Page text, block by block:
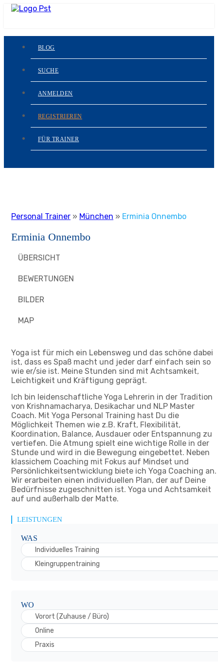
BLOG
SUCHE
ANMELDEN
REGISTRIEREN
FÜR TRAINER
Personal Trainer » München » Erminia Onnembo
Erminia Onnembo
ÜBERSICHT
BEWERTUNGEN
BILDER
MAP
Yoga ist für mich ein Lebensweg und das schöne dabei
ist, dass es Spaß macht und jeder darf einfach sein so
wie er/sie ist. Meine Stunden sind mit Achtsamkeit,
Leichtigkeit und Kräftigung geprägt.
Ich bin leidenschaftliche Yoga Lehrerin in der Tradition
von Krishnamacharya, Desikachar und NLP Master
Coach. Mit Yoga Personal Training hast Du die
Möglichkeit Themen wie z.B. Kraft, Flexibilität,
Koordination, Balance, Ausdauer oder Entspannung zu
vertiefen. Die Atmung spielt eine wichtige Rolle in der
Stunde und wird in die Bewegung eingebettet. Neben
klassichem Coaching mit Fokus auf Mindset und
Persönlichkeitsentwicklung biete ich Yoga Coaching an.
Wir erarbeiten einen individuellen Plan, der auf Deine
Bedürfnisse zugeschnitten ist. Yoga und Achtsamkeit
auf und außerhalb der Matte.
LEISTUNGEN
WAS
Individuelles Training
Kleingruppentraining
WO
Vorort (Zuhause / Büro)
Online
Praxis